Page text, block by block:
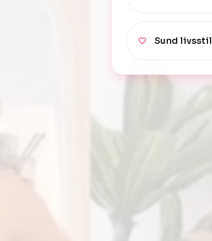
Sund livsstil